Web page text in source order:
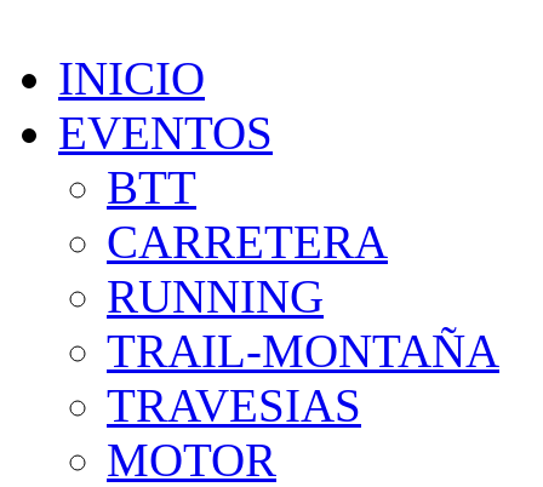
INICIO
EVENTOS
BTT
CARRETERA
RUNNING
TRAIL-MONTAÑA
TRAVESIAS
MOTOR